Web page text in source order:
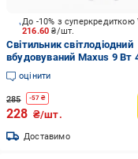
216.60₴/шт.
Світильник світлодіодний
вбудовуваний Maxus 9 Вт
білий матовий 1-MSP-0941-
оцінити
285 -57 ₴
228 ₴/шт.
Доставимо